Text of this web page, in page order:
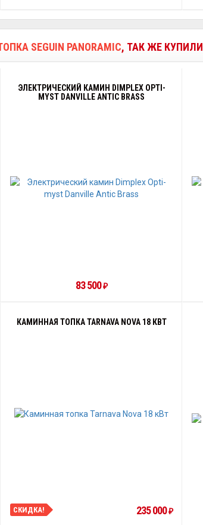
SEGUIN PANORAMIC, ТАК ЖЕ КУПИЛИ
ЭЛЕКТРИЧЕСКИЙ КАМИН DIMPLEX OPTI-
MYST DANVILLE ANTIC BRASS
83 500₽
КАМИННАЯ ТОПКА TARNAVA NOVA 18 КВТ
СКИДКА! 235 000 ₽